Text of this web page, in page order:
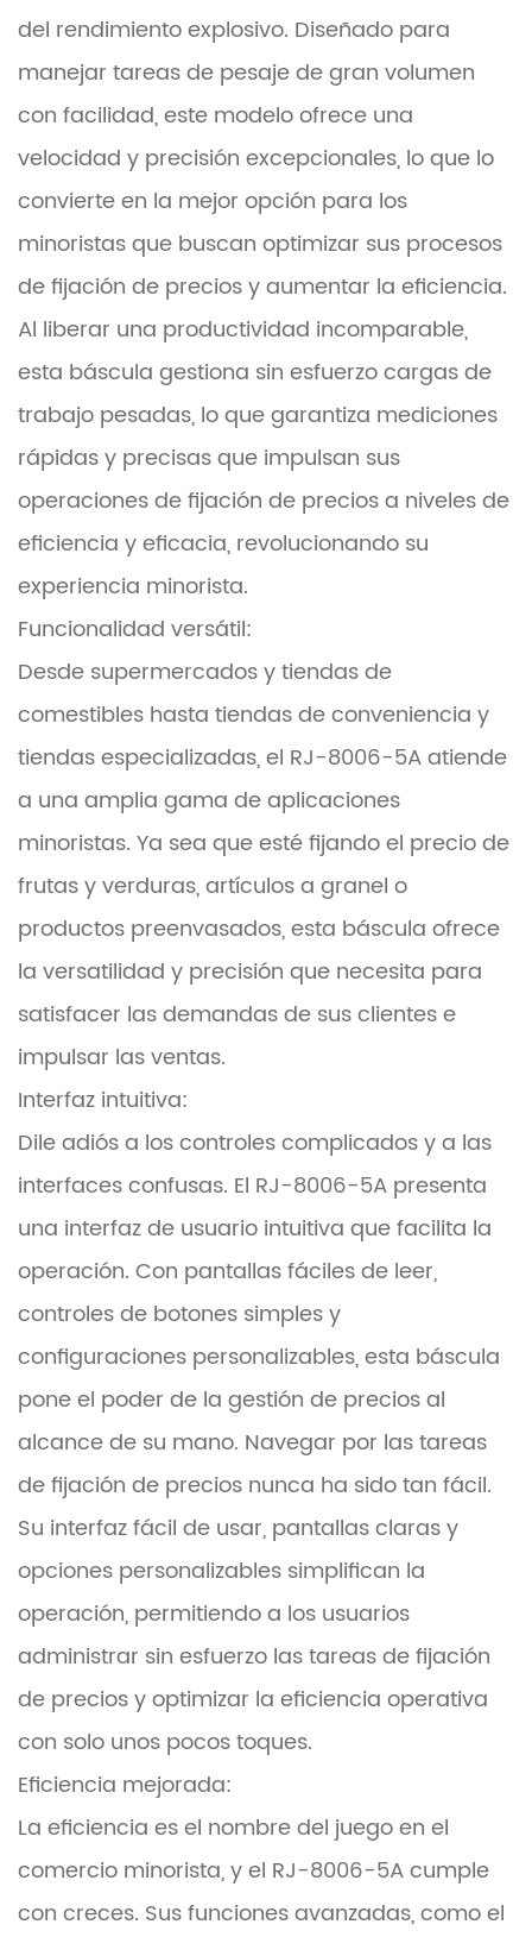
del rendimiento explosivo. Diseñado para
manejar tareas de pesaje de gran volumen
con facilidad, este modelo ofrece una
velocidad y precisión excepcionales, lo que lo
convierte en la mejor opción para los
minoristas que buscan optimizar sus procesos
de fijación de precios y aumentar la eficiencia.
Al liberar una productividad incomparable,
esta báscula gestiona sin esfuerzo cargas de
trabajo pesadas, lo que garantiza mediciones
rápidas y precisas que impulsan sus
operaciones de fijación de precios a niveles de
eficiencia y eficacia, revolucionando su
experiencia minorista.
Funcionalidad versátil:
Desde supermercados y tiendas de
comestibles hasta tiendas de conveniencia y
tiendas especializadas, el RJ-8006-5A atiende
a una amplia gama de aplicaciones
minoristas. Ya sea que esté fijando el precio de
frutas y verduras, artículos a granel o
productos preenvasados, esta báscula ofrece
la versatilidad y precisión que necesita para
satisfacer las demandas de sus clientes e
impulsar las ventas.
Interfaz intuitiva:
Dile adiós a los controles complicados y a las
interfaces confusas. El RJ-8006-5A presenta
una interfaz de usuario intuitiva que facilita la
operación. Con pantallas fáciles de leer,
controles de botones simples y
configuraciones personalizables, esta báscula
pone el poder de la gestión de precios al
alcance de su mano. Navegar por las tareas
de fijación de precios nunca ha sido tan fácil.
Su interfaz fácil de usar, pantallas claras y
opciones personalizables simplifican la
operación, permitiendo a los usuarios
administrar sin esfuerzo las tareas de fijación
de precios y optimizar la eficiencia operativa
con solo unos pocos toques.
Eficiencia mejorada:
La eficiencia es el nombre del juego en el
comercio minorista, y el RJ-8006-5A cumple
con creces. Sus funciones avanzadas, como el